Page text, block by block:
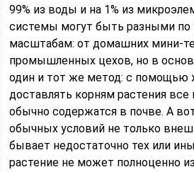
99% из воды и на 1% из
системы могут быть разными по
масштабам: от домашних мини-
промышленных цехов, но в
один и тот же метод: с помощью
доставлять корням растения
обычно содержатся в почве. А
обычных условий не только
бывает недостаточно тех или
растение не может полноценно